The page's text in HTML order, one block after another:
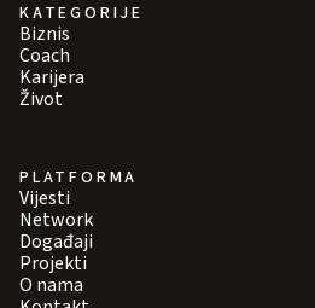
KATEGORIJE
Biznis
Coach
Karijera
Život
PLATFORMA
Vijesti
Network
Događaji
Projekti
O nama